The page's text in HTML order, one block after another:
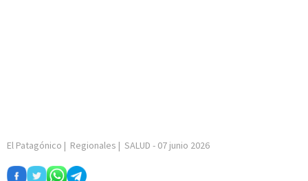
El Patagónico | Regionales | SALUD - 07 junio 2026